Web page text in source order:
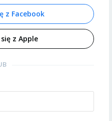
z Facebook
z Apple